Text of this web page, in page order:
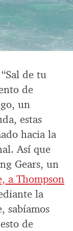
de tu
de
un
estas
hacia la
Así que
Gears, un
a Thompson
la
sabíamos
de